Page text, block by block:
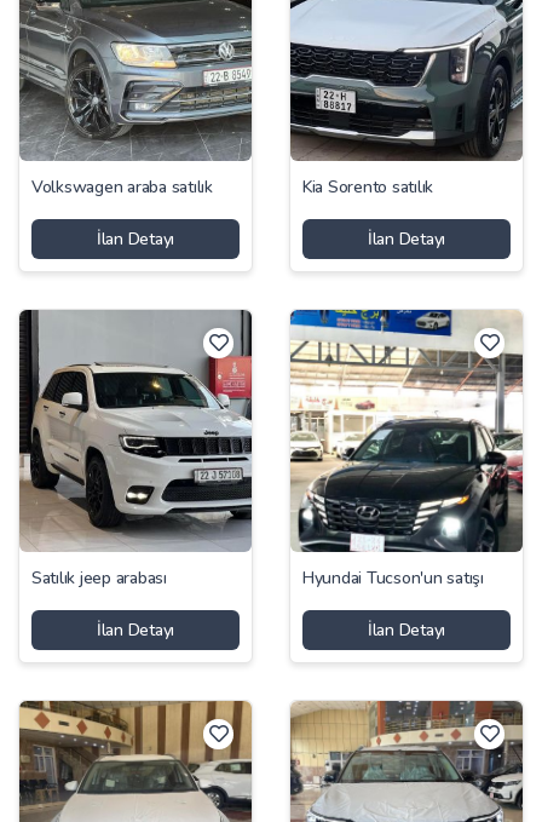
Volkswagen araba satılık
İlan Detayı
Kia Sorento satılık
İlan Detayı
Satılık jeep arabası
İlan Detayı
Hyundai Tucson'un satışı
İlan Detayı